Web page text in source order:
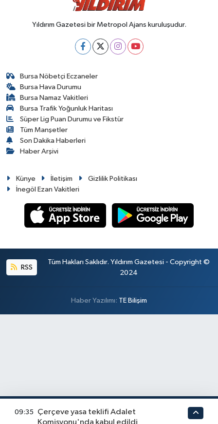
Yıldırım Gazetesi bir Metropol Ajans kuruluşudur.
Bursa Nöbetçi Eczaneler
Bursa Hava Durumu
Bursa Namaz Vakitleri
Bursa Trafik Yoğunluk Haritası
Süper Lig Puan Durumu ve Fikstür
Tüm Manşetler
Son Dakika Haberleri
Haber Arşivi
Künye İletişim
Gizlilik Politikası
İnegöl Ezan Vakitleri
RSS
Tüm Hakları Saklıdır. Yıldırım Gazetesi - Copyright ©
2024
Haber Yazılımı: TE Bilişim
09:35
Çerçeve yasa teklifi Adalet
Komisyonu'nda kabul edildi